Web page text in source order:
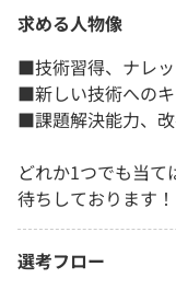
求める人物像
■技術習得、ナレ
■新しい技術への
■課題解決能力、
どれか1つでも当
待ちしております！
選考フロー